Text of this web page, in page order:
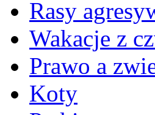
Rasy
Wakacje z
Prawo a
Koty